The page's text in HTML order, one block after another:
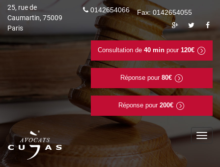
25, rue de
Caumartin, 75009
Paris
0142654066 Fax: 0142654055
Consultation de 40 minpour 120€
Réponse pour 80€
Réponse pour 200€